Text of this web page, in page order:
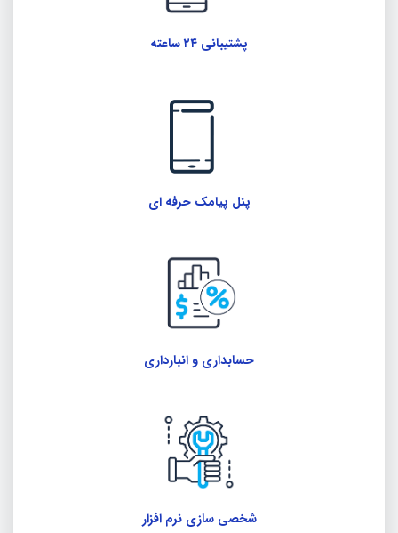
پشتیبانی ۲۴ ساعته
پنل پیامک حرفه ای
حسابداری و انبارداری
شخصی سازی نرم افزار